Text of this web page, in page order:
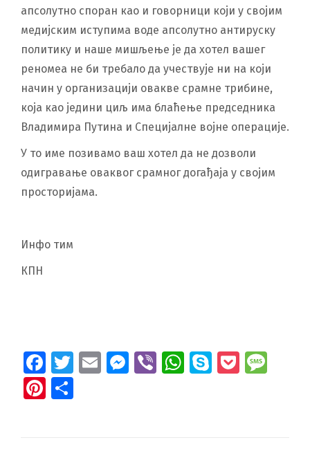
апсолутно споран као и говорници који у својим
медијским иступима воде апсолутно антируску
политику и наше мишљење је да хотел вашег
реномеа не би требало да учествује ни на који
начин у организацији овакве срамне трибине,
која као једини циљ има блаћење председника
Владимира Путина и Специјалне војне операције.
У то име позивамо ваш хотел да не дозволи
одигравање оваквог срамног догађаја у својим
просторијама.
Инфо тим
КПН
Facebook
Twitter
EmailMessenger
ViberWhatsApp
SkypePocket
Pinterest